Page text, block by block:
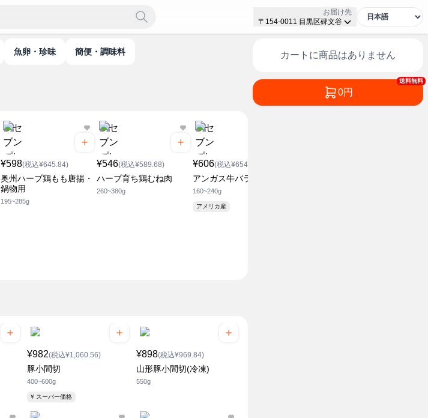
お届け先
〒154-0011 目黒区碑文谷
魚卵・珍味 簡便・調味料
¥598(税込¥645.84)
奥州ハーブ鶏もも唐揚・
鍋物用
195~285g
¥546(税込¥589.68)
ハーブ育ち鶏むね肉
260~380g
¥606(税込¥654.48)
アンガス牛バラ切落し
160~240g
アメリカ産
¥982(税込¥1,060.56)
豚小間切
400~600g
¥ スーパー価格
¥898(税込¥969.84)
山形豚小間切(冷凍)
550g
カートに商品はありません
送料無料
0円